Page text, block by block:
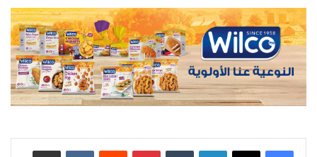
لينكدإن بينتيريست
مشاركة عبر البريد